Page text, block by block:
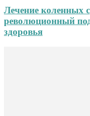
Лечение коленных
революционный
здоровья